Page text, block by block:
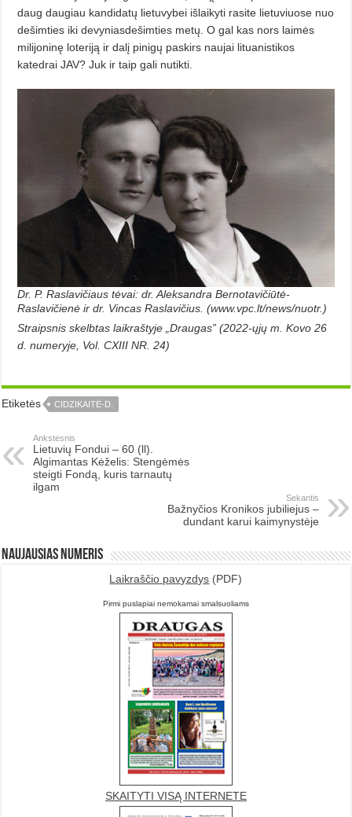
daug daugiau kandidatų lietuvybei išlaikyti rasite lietuviuose nuo
dešimties iki devyniasdešimties me­tų. O gal kas nors laimės
milijoninę loteriją ir dalį pinigų paskirs naujai lituanistikos
katedrai JAV? Juk ir taip gali nutikti.
Dr. P. Raslavičiaus tėvai: dr. Aleksandra Bernotavičiūtė-
Raslavičienė ir dr. Vincas Raslavičius. (www.vpc.lt/news/nuotr.)
Straipsnis skelbtas laikraštyje „Draugas” (2022-ųjų m. Kovo 26
d. numeryje, Vol. CXIII NR. 24)
Etiketės CIDZIKAITĖ-D.
Ankstesnis
Lietuvių Fondui –­ 60 (ll).
Algimantas Kėželis: Stengėmės
steigti Fondą, kuris tarnautų
ilgam
Sekantis
Bažnyčios Kronikos jubiliejus –
dundant karui kaimynystėje
Naujausias numeris
Laikraščio pavyzdys (PDF)
Pirmi puslapiai nemokamai smalsuoliams
SKAITYTI VISĄ INTERNETE